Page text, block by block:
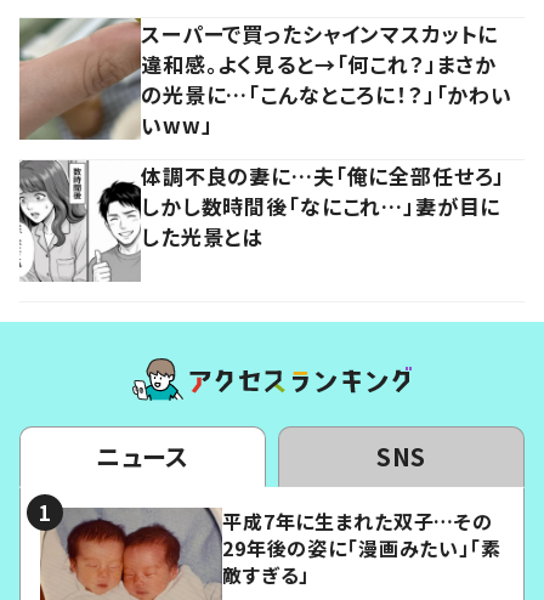
スーパーで買ったシャインマスカットに
違和感。よく見ると→「何これ？」まさか
の光景に…「こんなところに！？」「かわい
いww」
体調不良の妻に…夫「俺に全部任せろ」
しかし数時間後「なにこれ…」妻が目に
した光景とは
ニュース SNS
平成7年に生まれた双子…その
29年後の姿に「漫画みたい」「素
敵すぎる」